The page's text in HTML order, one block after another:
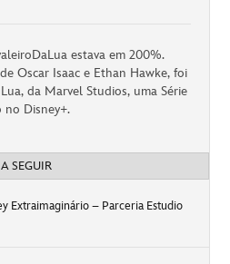
estava em 200%.
Oscar Isaac e Ethan Hawke, foi
da Marvel Studios, uma Série
no Disney+.
A SEGUIR
Extraimaginário – Parceria Estudio